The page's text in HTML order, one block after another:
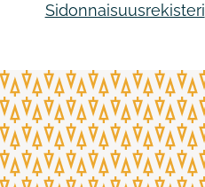
Sidonnaisuusrekisteri